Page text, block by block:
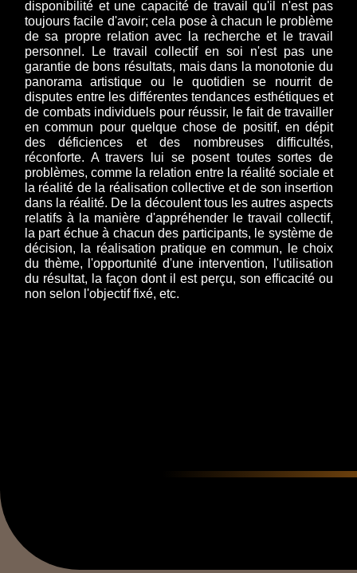
disponibilité et une capacité de travail qu'il n'est pas
toujours facile d'avoir; cela pose à chacun le problème
de sa propre relation avec la recherche et le travail
personnel. Le travail collectif en soi n'est pas une
garantie de bons résultats, mais dans la monotonie du
panorama artistique ou le quotidien se nourrit de
disputes entre les différentes tendances esthétiques et
de combats individuels pour réussir, le fait de travailler
en commun pour quelque chose de positif, en dépit
des déficiences et des nombreuses difficultés,
réconforte. A travers lui se posent toutes sortes de
problèmes, comme la relation entre la réalité sociale et
la réalité de la réalisation collective et de son insertion
dans la réalité. De la découlent tous les autres aspects
relatifs à la manière d'appréhender le travail collectif,
la part échue à chacun des participants, le système de
décision, la réalisation pratique en commun, le choix
du thème, l'opportunité d'une intervention, l'utilisation
du résultat, la façon dont il est perçu, son efficacité ou
non selon l'objectif fixé, etc.